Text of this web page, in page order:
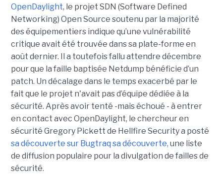
OpenDaylight, le projet SDN (Software Defined
Networking) Open Source soutenu par la majorité
des équipementiers indique qu’une vulnérabilité
critique avait été trouvée dans sa plate-forme en
août dernier. Il a toutefois fallu attendre décembre
pour que la faille baptisée Netdump bénéficie d’un
patch. Un décalage dans le temps exacerbé par le
fait que le projet n'avait pas d’équipe dédiée à la
sécurité. Après avoir tenté -mais échoué - à entrer
en contact avec OpenDaylight, le chercheur en
sécurité Gregory Pickett de Hellfire Security a posté
sa découverte sur Bugtraq sa découverte, une liste
de diffusion populaire pour la divulgation de failles de
sécurité.